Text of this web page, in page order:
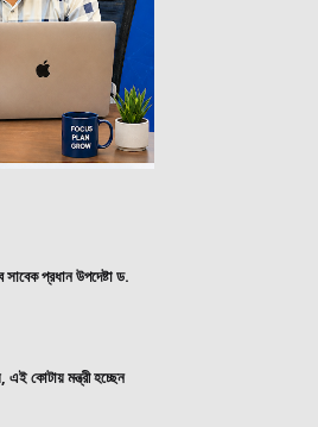
প্রধান উপদেষ্টা ড.
এই কোটায় মন্ত্রী হচ্ছেন